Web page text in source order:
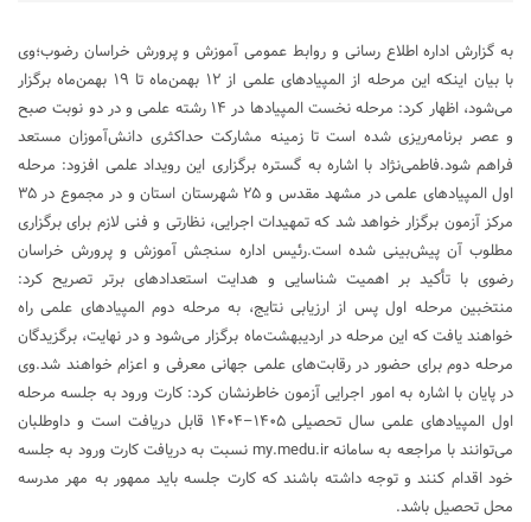
به گزارش اداره اطلاع رسانی و روابط عمومی آموزش و پرورش خراسان رضوب؛وی
با بیان اینکه این مرحله از المپیادهای علمی از ۱۲ بهمن‌ماه تا ۱۹ بهمن‌ماه برگزار
می‌شود، اظهار کرد: مرحله نخست المپیادها در ۱۴ رشته علمی و در دو نوبت صبح
و عصر برنامه‌ریزی شده است تا زمینه مشارکت حداکثری دانش‌آموزان مستعد
فراهم شود.فاطمی‌نژاد با اشاره به گستره برگزاری این رویداد علمی افزود: مرحله
اول المپیادهای علمی در مشهد مقدس و ۲۵ شهرستان استان و در مجموع در ۳۵
مرکز آزمون برگزار خواهد شد که تمهیدات اجرایی، نظارتی و فنی لازم برای برگزاری
مطلوب آن پیش‌بینی شده است.رئیس اداره سنجش آموزش‌ و پرورش خراسان
رضوی با تأکید بر اهمیت شناسایی و هدایت استعدادهای برتر تصریح کرد:
منتخبین مرحله اول پس از ارزیابی نتایج، به مرحله دوم المپیادهای علمی راه
خواهند یافت که این مرحله در اردیبهشت‌ماه برگزار می‌شود و در نهایت، برگزیدگان
مرحله دوم برای حضور در رقابت‌های علمی جهانی معرفی و اعزام خواهند شد.وی
در پایان با اشاره به امور اجرایی آزمون خاطرنشان کرد: کارت ورود به جلسه مرحله
اول المپیادهای علمی سال تحصیلی ۱۴۰۵–۱۴۰۴ قابل دریافت است و داوطلبان
می‌توانند با مراجعه به سامانه my.medu.ir نسبت به دریافت کارت ورود به جلسه
خود اقدام کنند و توجه داشته باشند که کارت جلسه باید ممهور به مهر مدرسه
محل تحصیل باشد.